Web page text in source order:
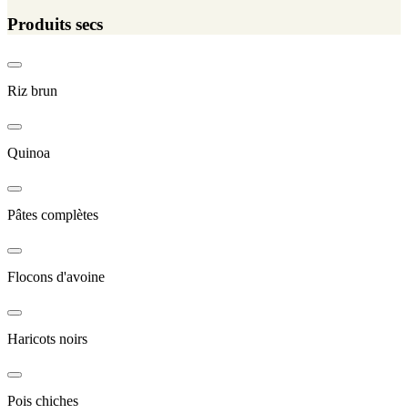
Produits secs
Riz brun
Quinoa
Pâtes complètes
Flocons d'avoine
Haricots noirs
Pois chiches